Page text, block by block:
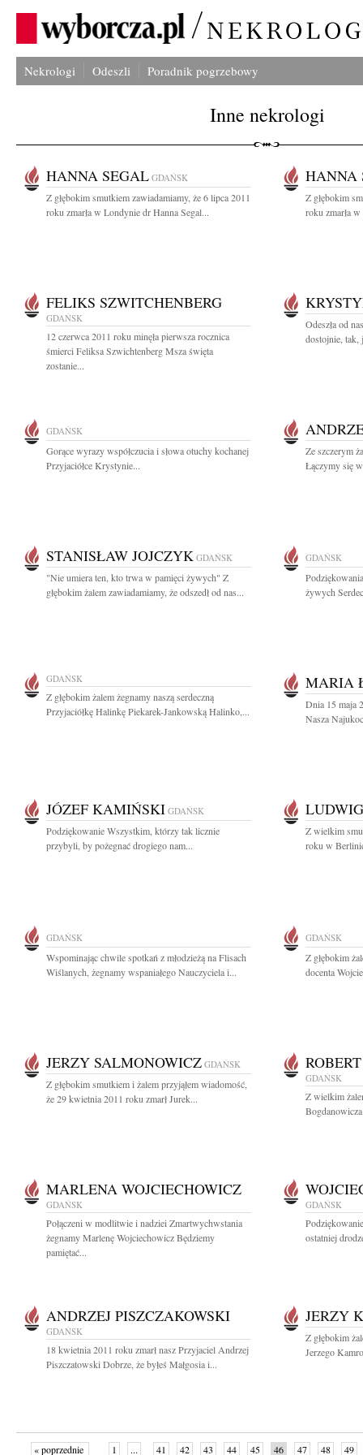
Nekrologi Odeszli Poradnik pogrzebowy
Inne nekrologi
HANNA SEGAL GDAŃSK
Z głębokim smutkiem zawiadamiamy, że 6 lipca 2011
roku zmarła w Londynie dr Hanna Segal...
HANNA
Z głębokim
roku zmarła
FELIKS SZWITCHENBERG
GDAŃSK
12 czerwca 2011 roku minęła pierwsza rocznica
śmierci Feliksa Szwichtenberg Msza święta
zostanie...
Odeszła od
dostojnie, tak,
GDAŃSK
Gorące wyrazy współczucia i słowa otuchy kochanej
Przyjaciółce Krystynie...
Ze szczerym
Łączymy się
STANISŁAW JOJCZYK GDAŃSK
"Nie umiera ten, kto trwa w pamięci żywych" Z
głębokim żalem zawiadamiamy, że odszedł od nas...
GDAŃSK
żywych
GDAŃSK
Z głębokim żalem żegnamy naszą serdeczną
Przyjaciółkę Halinkę Piekarek-Jankowską Halinko,...
MARIA
Dnia 15 maja
Nasza
JÓZEF KAMIŃSKI GDAŃSK
Podziękowanie Wszystkim, którzy tak licznie
przybyli, by pożegnać drogiego nam...
Z wielkim
roku w
GDAŃSK
Wspominając chwile spotkań z młodzieżą na Flisach
Wiślanych, żegnamy wspaniałego Nauczyciela i...
GDAŃSK
Z głębokim
docenta
JERZY SALMONOWICZ GDAŃSK
Z głębokim smutkiem i żalem przyjąłem wiadomość,
że 29 kwietnia 2011 roku zmarł Jurek...
GDAŃSK
Z wielkim
MARLENA WOJCIECHOWICZ
GDAŃSK
Połączeni w modlitwie i nadziei Zmartwychwstania
żegnamy Marlenę Wojciechowicz Będziemy
pamiętać...
GDAŃSK
ostatniej
ANDRZEJ PISZCZAKOWSKI
GDAŃSK
18 kwietnia 2011 roku zmarł nasz Przyjaciel Andrzej
Piszczatowski Dobrze, że byłeś Małgosia i...
JERZY
Z głębokim
Jerzego
« poprzednie 1 ... 41 42 43 44 45 46 47 48 49